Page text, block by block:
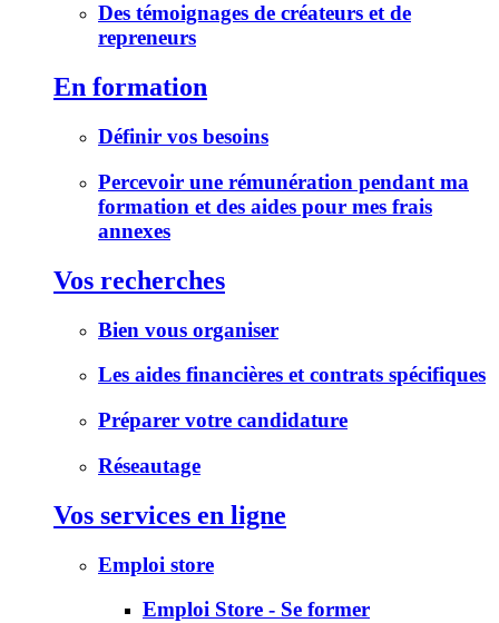
Des témoignages de créateurs et de
repreneurs
En formation
Définir vos besoins
Percevoir une rémunération pendant ma
formation et des aides pour mes frais
annexes
Vos recherches
Bien vous organiser
Les aides financières et contrats spécifiques
Préparer votre candidature
Réseautage
Vos services en ligne
Emploi store
Emploi Store - Se former